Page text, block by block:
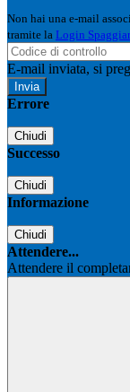
Non hai una e-mail
tramite la Login
E-mail inviata, si
Errore
Chiudi
Successo
Chiudi
Informazione
Chiudi
Attendere...
Attendere il